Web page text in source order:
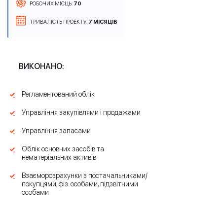
РОБОЧИХ МІСЦЬ: 70
ТРИВАЛІСТЬ ПРОЕКТУ: 7 МІСЯЦІВ
ВИКОНАНО:
Регламентований облік
Управління закупівлями і продажами
Управління запасами
Облік основних засобів та
нематеріальних активів
Взаєморозрахунки з постачальниками/
покупцями, фіз. особами, підзвітними
особами